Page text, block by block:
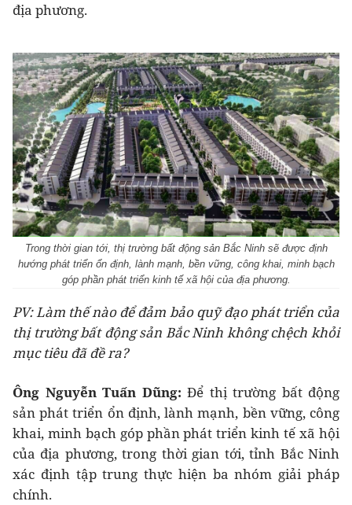
địa phương.
Trong thời gian tới, thị trường bất động sản Bắc Ninh sẽ được định
hướng phát triển ổn định, lành mạnh, bền vững, công khai, minh bạch
góp phần phát triển kinh tế xã hội của địa phương.
PV: Làm thế nào để đảm bảo quỹ đạo phát triển của
thị trường bất động sản Bắc Ninh không chệch khỏi
mục tiêu đã đề ra?
Ông Nguyễn Tuấn Dũng: Để thị trường bất động
sản phát triển ổn định, lành mạnh, bền vững, công
khai, minh bạch góp phần phát triển kinh tế xã hội
của địa phương, trong thời gian tới, tỉnh Bắc Ninh
xác định tập trung thực hiện ba nhóm giải pháp
chính.